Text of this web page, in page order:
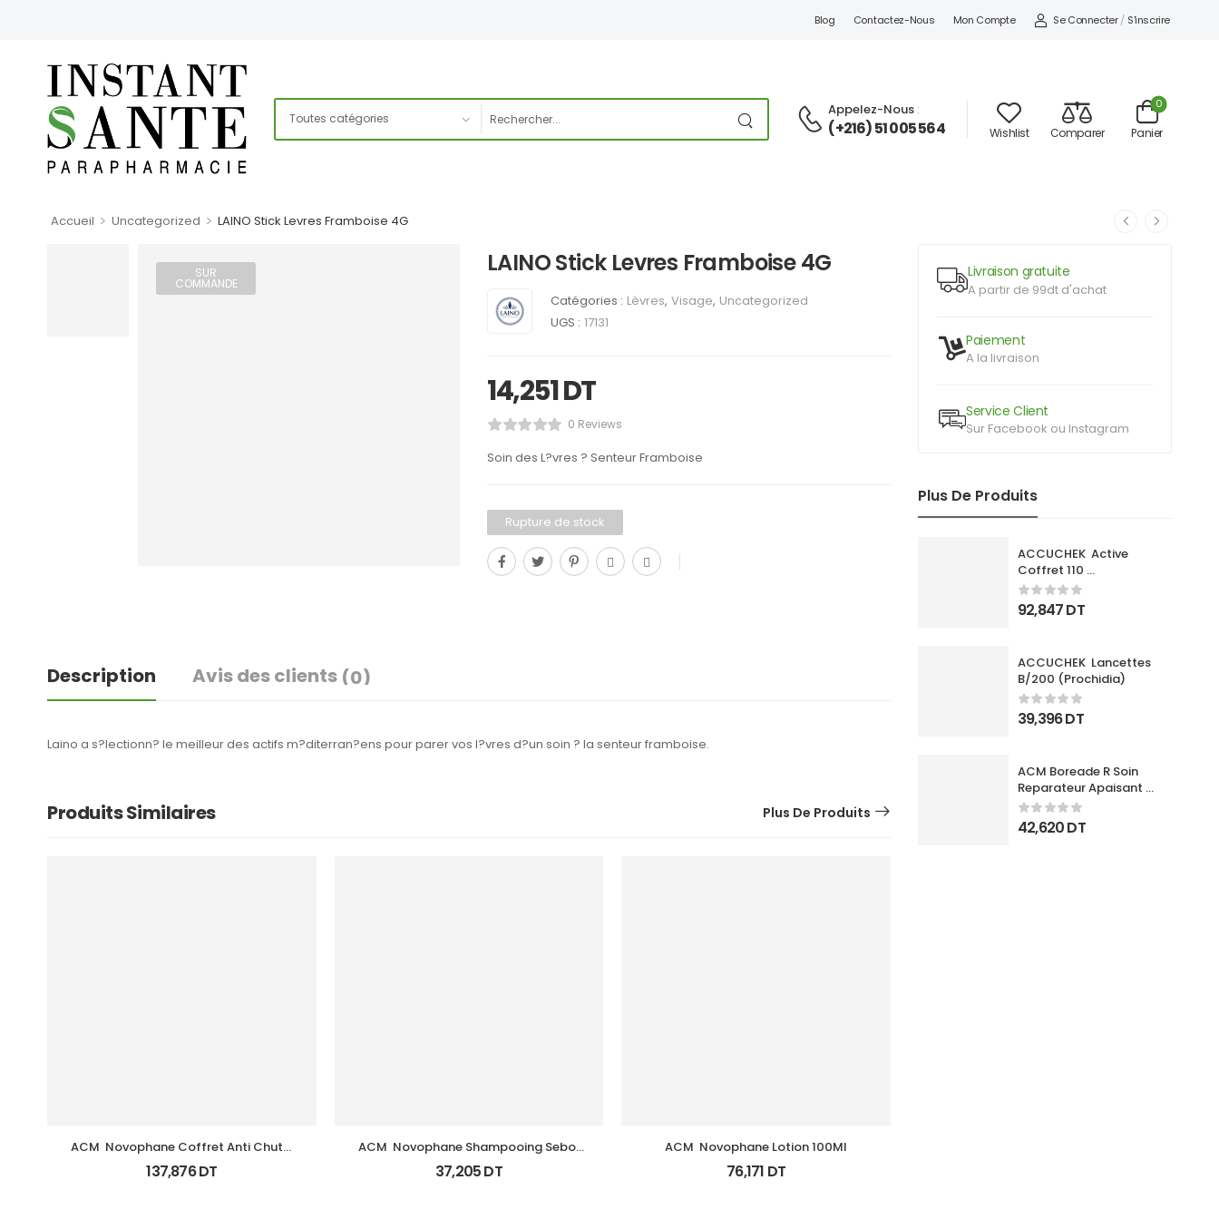
Blog Contactez-Nous Mon Compte Se Connecter / S'inscrire
Appelez-Nous :
(+216) 51 005 564 Wishlist Comparer Panier
0
Accueil > Uncategorized > LAINO Stick Levres Framboise 4G
Livraison gratuite
A partir de 99dt d'achat
Paiement
A la livraison
Service Client
Sur Facebook ou Instagram
Plus De Produits
ACCUCHEK  Active
Coffret 110
Bandlettes+Appareil
92,847DT
ACCUCHEK  Lancettes
B/200 (Prochidia)
39,396DT
ACM Boreade R Soin
Reparateur Apaisant
40Ml
42,620DT
SUR
COMMANDE
LAINO Stick Levres Framboise 4G
Catégories : Lèvres, Visage, Uncategorized
UGS : 17131
14,251DT
0 Reviews
Soin des L?vres ? Senteur Framboise
Rupture de stock
Description Avis des clients (0)
Laino a s?lectionn? le meilleur des actifs m?diterran?ens pour parer vos l?vres d?un soin ? la senteur framboise.
Produits Similaires Plus De Produits
ACM  Novophane Coffret Anti Chute
(Lotion+Shp+Cp)
137,876DT
ACM  Novophane Shampooing Sebo
Regulateur 200Ml
37,205DT
ACM  Novophane Lotion 100Ml
76,171 DT